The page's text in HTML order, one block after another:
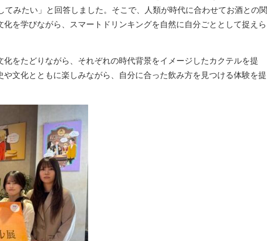
みたい」と回答しました。そこで、人類が時代に合わせてお酒との関
を学びながら、スマートドリンキングを自然に自分ごととして捉えら
をたどりながら、それぞれの時代背景をイメージしたカクテルを提
文化とともに楽しみながら、自分に合った飲み方を見つける体験を提